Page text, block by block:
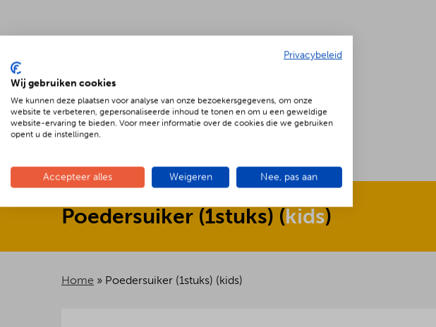
Poedersuiker (1stuks) (kids)
Home » Poedersuiker (1stuks) (kids)
Privacybeleid
Wij gebruiken cookies
We kunnen deze plaatsen voor analyse van onze bezoekersgegevens, om onze
website te verbeteren, gepersonaliseerde inhoud te tonen en om u een geweldige
website-ervaring te bieden. Voor meer informatie over de cookies die we gebruiken
opent u de instellingen.
Accepteer alles Weigeren Nee, pas aan